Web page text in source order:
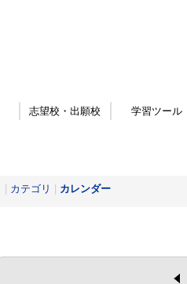
志望校・出願校 学習ツール
カテゴリ カレンダー